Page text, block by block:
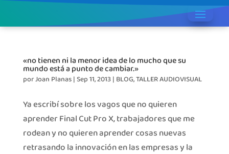
«no tienen ni la menor idea de lo mucho que su
mundo está a punto de cambiar.»
porJoan Planas|Sep 11, 2013| BLOG,TALLER AUDIOVISUAL
Ya escribí sobre los vagos que no quieren
aprender Final Cut Pro X, trabajadores que me
rodean y no quieren aprender cosas nuevas
retrasando la innovación en las empresas y la